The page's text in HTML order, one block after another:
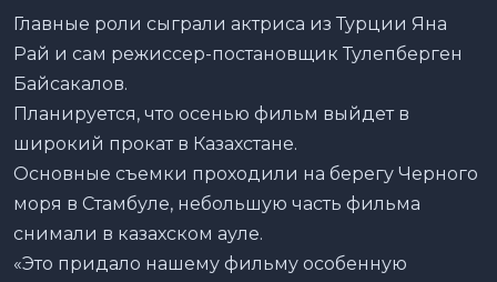
Главные роли сыграли актриса из Турции Яна
Рай и сам режиссер-постановщик Тулепберген
Байсакалов.
Планируется, что осенью фильм выйдет в
широкий прокат в Казахстане.
Основные съемки проходили на берегу Черного
моря в Стамбуле, небольшую часть фильма
снимали в казахском ауле.
«Это придало нашему фильму особенную